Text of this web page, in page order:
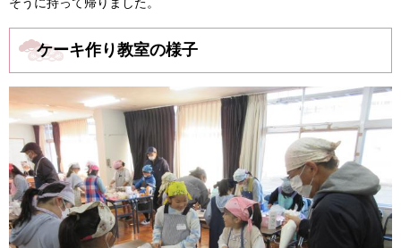
ケーキ作り教室の様子